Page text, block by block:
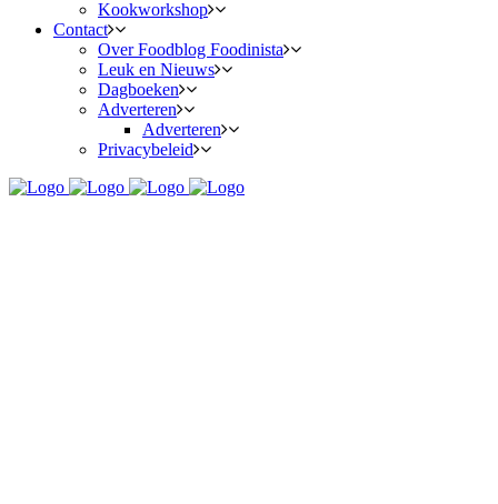
Kookworkshop
Contact
Over Foodblog Foodinista
Leuk en Nieuws
Dagboeken
Adverteren
Adverteren
Privacybeleid